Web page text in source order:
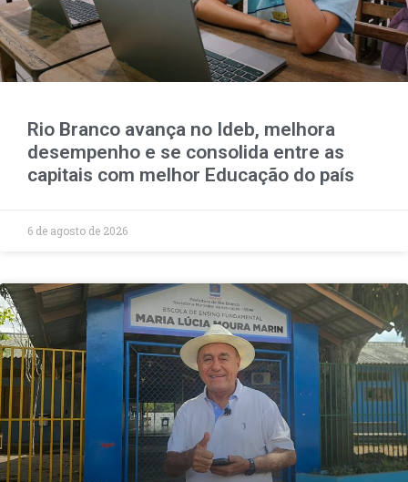
Rio Branco avança no Ideb, melhora
desempenho e se consolida entre as
capitais com melhor Educação do país
6 de agosto de 2026